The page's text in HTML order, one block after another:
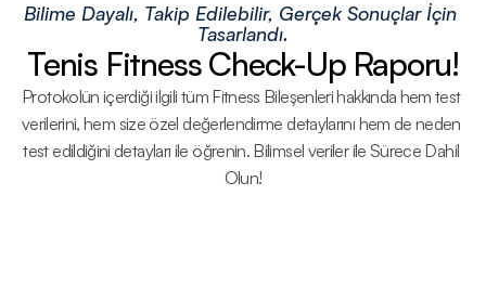
Bilime Dayalı, Takip Edilebilir, Gerçek Sonuçlar İçin
Tasarlandı.
Tenis Fitness Check-Up Raporu!
Protokolün içerdiği ilgili tüm Fitness Bileşenleri hakkında hem test
verilerini, hem size özel değerlendirme detaylarını hem de neden
test edildiğini detayları ile öğrenin. Bilimsel veriler ile Sürece Dahil
Olun!